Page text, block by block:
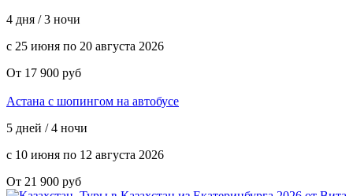
4 дня / 3 ночи
с 25 июня по 20 августа 2026
От 17 900 руб
Астана с шопингом на автобусе
5 дней / 4 ночи
с 10 июня по 12 августа 2026
От 21 900 руб